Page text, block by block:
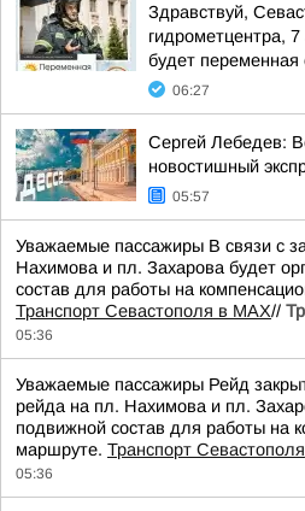
Здравствуй,
гидрометцентра,
будет переменная
06:27
Сергей Лебедев:
новостишный
05:57
Уважаемые пассажиры В связи с
Нахимова и пл. Захарова будет
состав для работы на
Транспорт Севастополя в MAX//
05:36
Уважаемые пассажиры Рейд
рейда на пл. Нахимова и пл.
подвижной состав для работы на
маршруте. Транспорт Севастополя
05:36